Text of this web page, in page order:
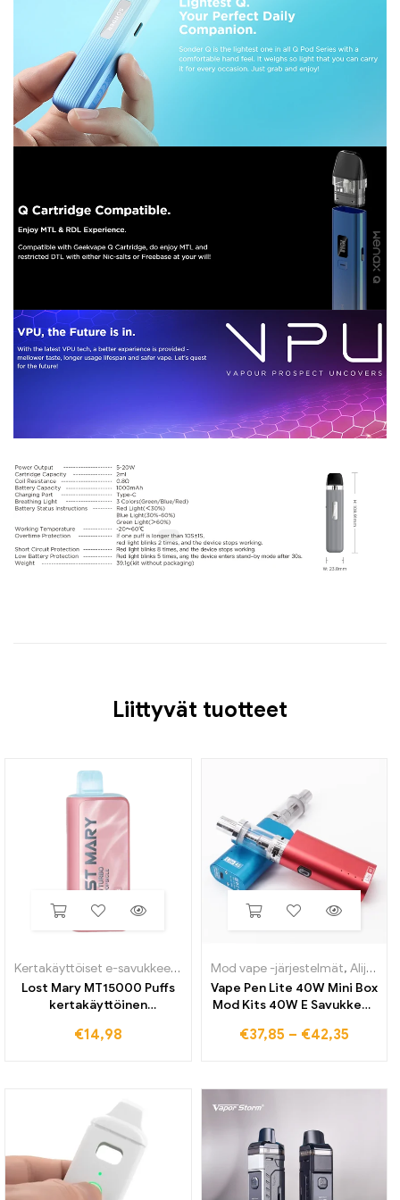
Liittyvät tuotteet
Kertakäyttöiset e-savukkeet,
Alijärjestelmä
Lost Mary MT15000 Puffs
kertakäyttöinen
€14,98
Mod vape -järjestelmät, Alijärjestelmä
Vape Pen Lite 40W Mini Box
Mod Kits 40W E Savukkeet
Shisha Kit 2200mAh Akku
€37,85 – €42,35